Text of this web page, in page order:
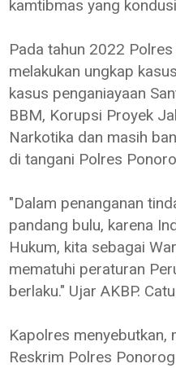
kamtibmas yang
Pada tahun 2022
melakukan ungkap
kasus penganiayaan
BBM, Korupsi Proyek
Narkotika dan masih
di tangani Polres
"Dalam penanganan
pandang bulu, karena
Hukum, kita sebagai
mematuhi peraturan
berlaku." Ujar AKBP.
Kapolres menyebutkan,
Reskrim Polres